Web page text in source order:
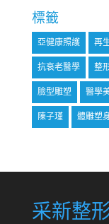
標籤
亞健康照護 再
抗衰老醫學 整
臉型雕塑 醫學
陳子瑾 體雕塑
采新整